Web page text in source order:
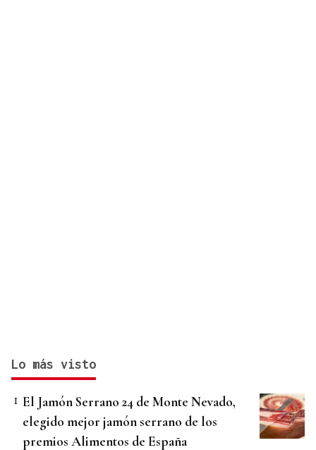
Lo más visto
El Jamón Serrano 24 de Monte Nevado,
elegido mejor jamón serrano de los
premios Alimentos de España